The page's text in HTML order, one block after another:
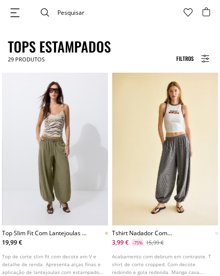
FILTROS
TOPS ESTAMPADOS
29 PRODUTOS
Top Slim Fit Com Lantejoulas E
Estampado Animal
19,99 €
Top de corte slim fit com decote em V e
detalhe de renda. Apresenta alças finas e
aplicação de lantejoulas com estampado
Tshirt Nadador Com
Estampado Haribo
3,99 € -75% 15,99 €
Acabamento com debrum em contraste. T
shirt de corte cropped. Com decote
redondo e gola redonda. Manga cava.